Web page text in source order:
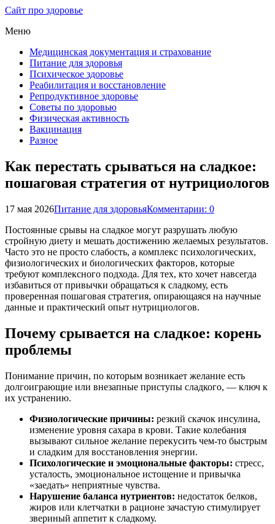
Сайт про здоровье
Меню
Медицинская документация и страхование
Питание для здоровья
Психическое здоровье
Реабилитация и восстановление
Репродуктивное здоровье
Советы по здоровью
Физическая активность
Вакцинация
Разное
Как перестать срываться на сладкое:
пошаговая стратегия от нутрициологов
17 мая 2026Питание для здоровьяКомментарии: 0
Постоянные срывы на сладкое могут разрушать любую
стройную диету и мешать достижению желаемых результатов.
Часто это не просто слабость, а комплекс психологических,
физиологических и биологических факторов, которые
требуют комплексного подхода. Для тех, кто хочет навсегда
избавиться от привычки обращаться к сладкому, есть
проверенная пошаговая стратегия, опирающаяся на научные
данные и практический опыт нутрициологов.
Почему срывается на сладкое: корень
проблемы
Понимание причин, по которым возникает желание есть
долгоиграющие или внезапные приступы сладкого, — ключ к
их устранению.
Физиологические причины: резкий скачок инсулина,
изменение уровня сахара в крови. Такие колебания
вызывают сильное желание перекусить чем-то быстрым
и сладким для восстановления энергии.
Психологические и эмоциональные факторы: стресс,
усталость, эмоциональное истощение и привычка
«заедать» неприятные чувства.
Нарушение баланса нутриентов: недостаток белков,
жиров или клетчатки в рационе зачастую стимулирует
звериный аппетит к сладкому.